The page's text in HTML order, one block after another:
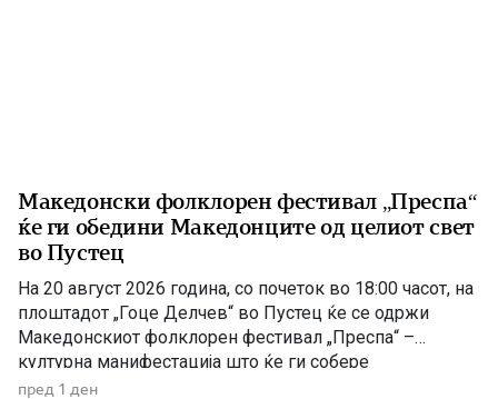
Македонски фолклорен фестивал „Преспа“
ќе ги обедини Македонците од целиот свет
во Пустец
На 20 август 2026 година, со почеток во 18:00 часот, на
плоштадот „Гоце Делчев“ во Пустец ќе се одржи
Македонскиот фолклорен фестивал „Преспа“ –
културна манифестација што ќе ги собере
Македонците од Македонија, Албанија и дијаспората во
пред 1 ден